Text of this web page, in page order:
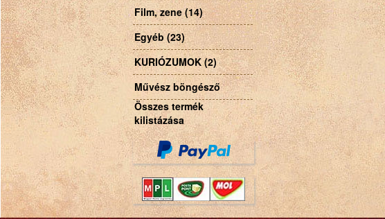
Film, zene (14)
Egyéb (23)
KURIÓZUMOK (2)
Művész böngésző
Összes termék
kilistázása